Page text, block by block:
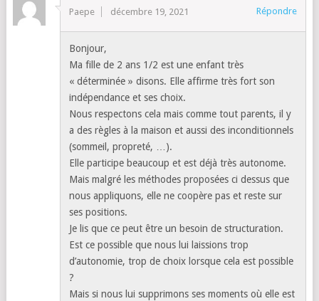
Paepe décembre 19, 2021 Répondre
Bonjour,
Ma fille de 2 ans 1/2 est une enfant très
« déterminée » disons. Elle affirme très fort son
indépendance et ses choix.
Nous respectons cela mais comme tout parents, il y
a des règles à la maison et aussi des inconditionnels
(sommeil, propreté, …).
Elle participe beaucoup et est déjà très autonome.
Mais malgré les méthodes proposées ci dessus que
nous appliquons, elle ne coopère pas et reste sur
ses positions.
Je lis que ce peut être un besoin de structuration.
Est ce possible que nous lui laissions trop
d’autonomie, trop de choix lorsque cela est possible
?
Mais si nous lui supprimons ses moments où elle est